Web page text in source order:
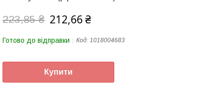
223,85 ₴ 212,66 ₴
Готово до відправки Код: 1018004683
Купити